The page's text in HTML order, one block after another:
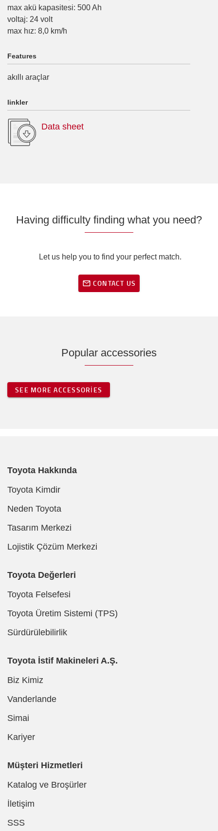
max akü kapasitesi: 500Ah
voltaj: 24 volt
max hız: 8,0 km/h
Features
akıllı araçlar
linkler
Data sheet
Having difficulty finding what you need?
Let us help you to find your perfect match.
CONTACT US
Popular accessories
SEE MORE ACCESSORIES
Toyota Hakkında
Toyota Kimdir
Neden Toyota
Tasarım Merkezi
Lojistik Çözüm Merkezi
Toyota Değerleri
Toyota Felsefesi
Toyota Üretim Sistemi (TPS)
Sürdürülebilirlik
Toyota İstif Makineleri A.Ş.
Biz Kimiz
Vanderlande
Simai
Kariyer
Müşteri Hizmetleri
Katalog ve Broşürler
İletişim
SSS